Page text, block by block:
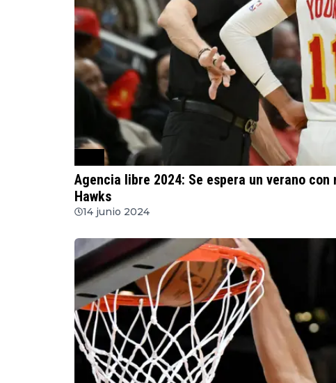
Agencia libre 2024: Se espera un verano
Hawks
14 junio 2024